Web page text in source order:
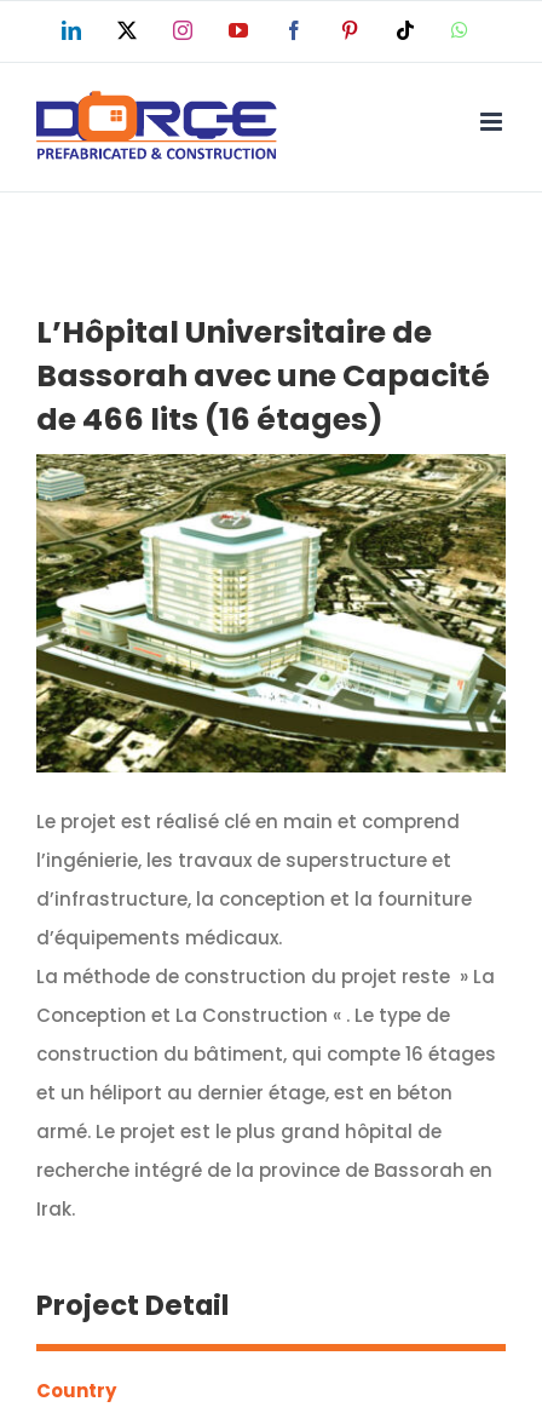
to
content
LinkedIn InstagramYouTube FacebookPinterest Tiktok
L’Hôpital Universitaire de
Bassorah avec une Capacité
de 466 lits (16 étages)
Le projet est réalisé clé en main et comprend
l’ingénierie, les travaux de superstructure et
d’infrastructure, la conception et la fourniture
d’équipements médicaux.
La méthode de construction du projet reste » La
Conception et La Construction « . Le type de
construction du bâtiment, qui compte 16 étages
et un héliport au dernier étage, est en béton
armé. Le projet est le plus grand hôpital de
recherche intégré de la province de Bassorah en
Irak.
Project Detail
Country